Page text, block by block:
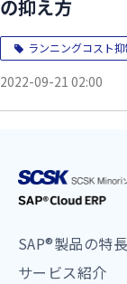
の抑え方
ランニングコスト抑
2022-09-21 02:00
SAP®製品の特長
サービス紹介